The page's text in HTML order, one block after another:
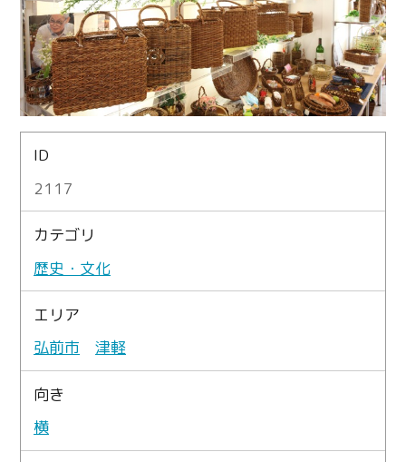
ID
2117
カテゴリ
歴史・文化
エリア
弘前市
津軽
向き
横